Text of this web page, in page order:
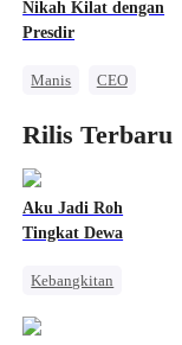
Nikah Kilat dengan
Presdir
Manis
CEO
Nikah Kilat
Rilis Terbaru
Aku Jadi Roh
Tingkat Dewa
Kebangkitan